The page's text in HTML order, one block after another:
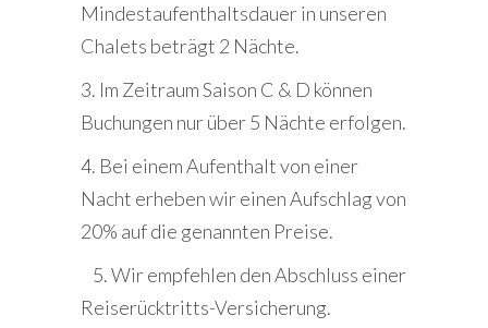
Mindestaufenthaltsdauer in unseren
Chalets beträgt 2 Nächte.
3. Im Zeitraum Saison C & D können
Buchungen nur über 5 Nächte erfolgen.
4. Bei einem Aufenthalt von einer
Nacht erheben wir einen Aufschlag von
20% auf die genannten Preise.
5. Wir empfehlen den Abschluss einer
Reiserücktritts-Versicherung.